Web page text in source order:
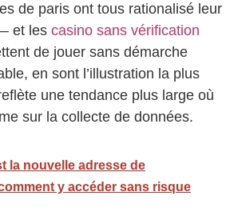
de paris ont tous rationalisé leur
et les casino sans vérification
de jouer sans démarche
en sont l’illustration la plus
une tendance plus large où
sur la collecte de données.
la nouvelle adresse de
y accéder sans risque